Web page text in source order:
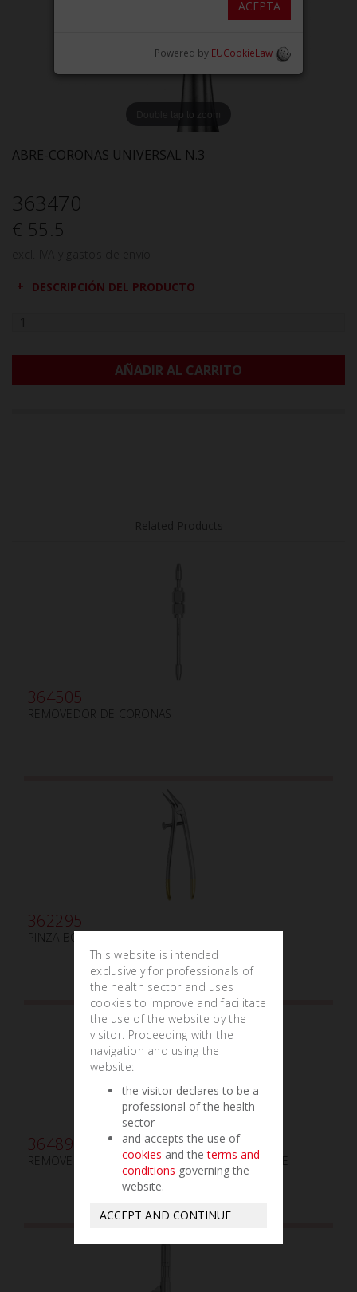
Double tap to zoom
ABRE-CORONAS UNIVERSAL N.3
363470
€ 55.5
DESCRIPCIÓN DEL PRODUCTO
AÑADIR AL CARRITO
364505
REMOVEDOR DE CORONAS
362295
PINZA BOHM DIAMANTADA mm150
364890
REMOVEDOR DE CORONAS AUTOMÁTICO - LLAVE
This website is intended
exclusively for professionals of
the health sector and uses
cookies to improve and facilitate
the use of the website by the
visitor. Proceeding with the
navigation and using the
website:
the visitor declares to be a
professional of the health
sector
and accepts the use of
cookies and theterms and
conditions governing the
website.
ACCEPT AND CONTINUE
ACEPTA
Powered by EUCookieLaw